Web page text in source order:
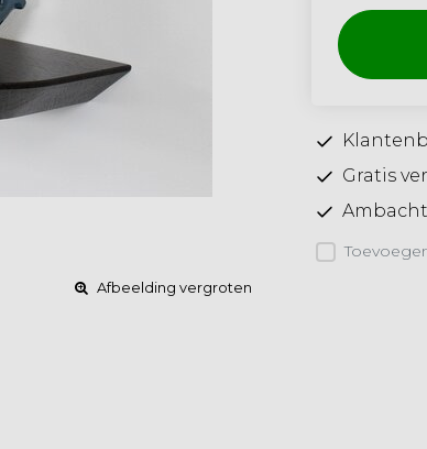
Afbeelding vergroten
Gratis